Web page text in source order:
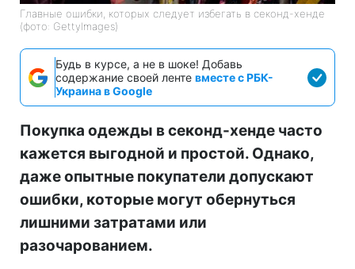
Главные ошибки, которых следует избегать в секонд-хенде
(фото: GettyImages)
Будь в курсе, а не в шоке! Добавь
содержание своей ленте вместе с РБК-
Украина в Google
Покупка одежды в секонд-хенде часто
кажется выгодной и простой. Однако,
даже опытные покупатели допускают
ошибки, которые могут обернуться
лишними затратами или
разочарованием.